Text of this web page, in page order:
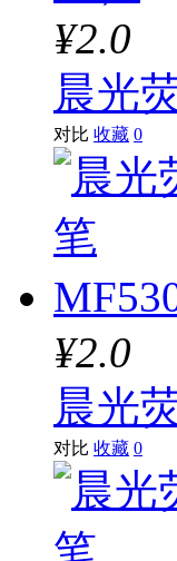
¥2.0
晨光
对比 收藏 0
¥2.0
晨光
对比 收藏 0